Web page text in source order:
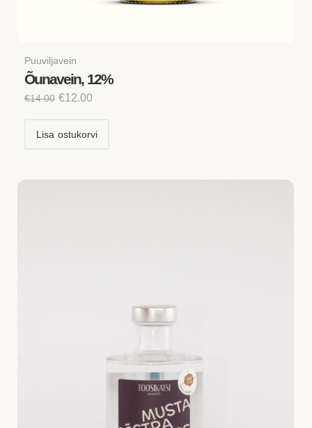
Puuviljavein
Õunavein, 12%
€14.00 €12.00
Lisa ostukorvi